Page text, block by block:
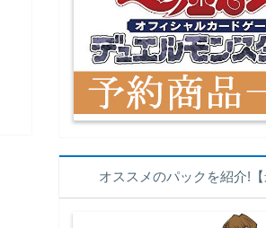
オススメのパックを紹介!【